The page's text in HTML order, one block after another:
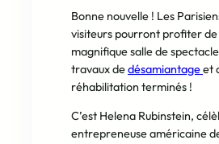
Bonne nouvelle ! Les
visiteurs pourront profiter
magnifique salle de
travaux dedésamiantageet
réhabilitation terminés !
C’est Helena Rubinstein,
entrepreneuse américaine